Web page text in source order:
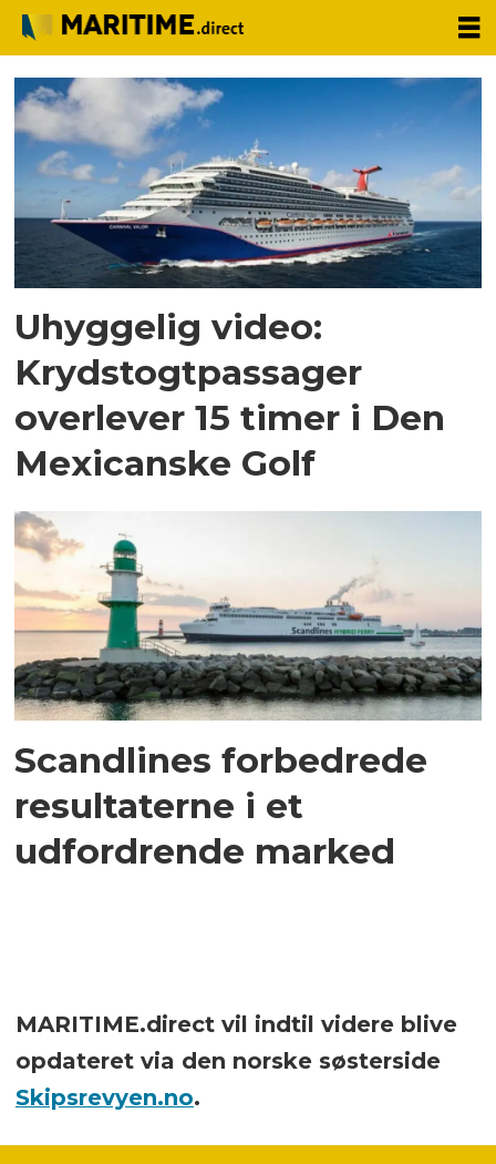
Tag:
passager
Uhyggelig video:
Krydstogtpassager
overlever 15 timer i Den
Mexicanske Golf
Scandlines forbedrede
resultaterne i et
udfordrende marked
MARITIME.direct vil indtil videre blive
opdateret via den norske søsterside
Skipsrevyen.no.